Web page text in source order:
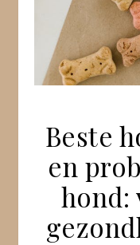
Beste
en
hond: